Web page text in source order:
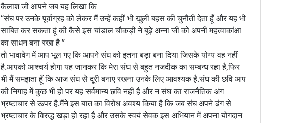
कैलाश जी आपने जब यह लिखा कि
“संघ पर उनके पूर्वाग्रह को लेकर मैं उन्हें कहीं भी खुली बहस की चुनौती देता हूँ और यह भी
साबित कर सकता हूं की कैसे इस चांडाल चौकड़ी ने बूढ़े अन्ना जी को अपनी महत्वाकांक्षा
का साधन बना रखा है ”
तो भावावेग में आप भूल गए कि आपने संघ को इतना बड़ा बना दिया जिसके योग्य वह नहीं
है.आपको आश्चर्य होगा यह जानकर कि मेरा संघ से बहुत नजदीक का सम्बन्ध रहा है,फिर
भी मैं समझता हूँ कि आज संघ से दूरी बनाए रखना उनके लिए आवश्यक है.संघ की छवि आप
की निगाह में कुछ भी हो पर यह सर्वमान्य छवि नहीं है और न संघ का राजनैतिक अंग
भ्रष्टाचार से ऊपर है.मैंने इस बात का विरोध अवश्य किया है कि जब संघ अपने ढंग से
भ्रष्टाचार के विरुद्ध खड़ा हो रहा है और उसके स्वयं सेवक इस अभियान में अपना योगदान